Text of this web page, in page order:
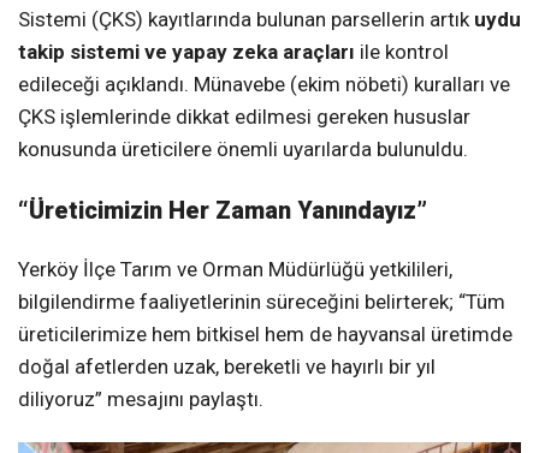
Sistemi (ÇKS) kayıtlarında bulunan parsellerin artık uydu
takip sistemi ve yapay zeka araçları ile kontrol
edileceği açıklandı. Münavebe (ekim nöbeti) kuralları ve
ÇKS işlemlerinde dikkat edilmesi gereken hususlar
konusunda üreticilere önemli uyarılarda bulunuldu.
“Üreticimizin Her Zaman Yanındayız”
Yerköy İlçe Tarım ve Orman Müdürlüğü yetkilileri,
bilgilendirme faaliyetlerinin süreceğini belirterek; “Tüm
üreticilerimize hem bitkisel hem de hayvansal üretimde
doğal afetlerden uzak, bereketli ve hayırlı bir yıl
diliyoruz” mesajını paylaştı.